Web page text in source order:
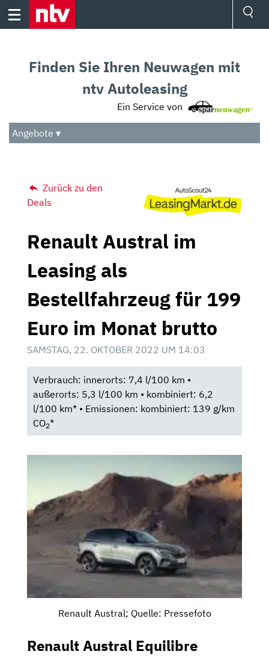
Skip
Audio
Das Beste
Finden Sie Ihren Neuwagen mit
ntv Autoleasing
Ein Service von
Angebote ▾
Zurück zu den
Deals
Renault Austral im
Leasing als
Bestellfahrzeug für 199
Euro im Monat brutto
SAMSTAG, 22. OKTOBER 2022 UM 14:03
Verbrauch: innerorts: 7,4 l/100 km •
außerorts: 5,3 l/100 km • kombiniert: 6,2
l/100 km* • Emissionen: kombiniert: 139 g/km
CO2*
Renault Austral; Quelle: Pressefoto
Renault Austral Equilibre